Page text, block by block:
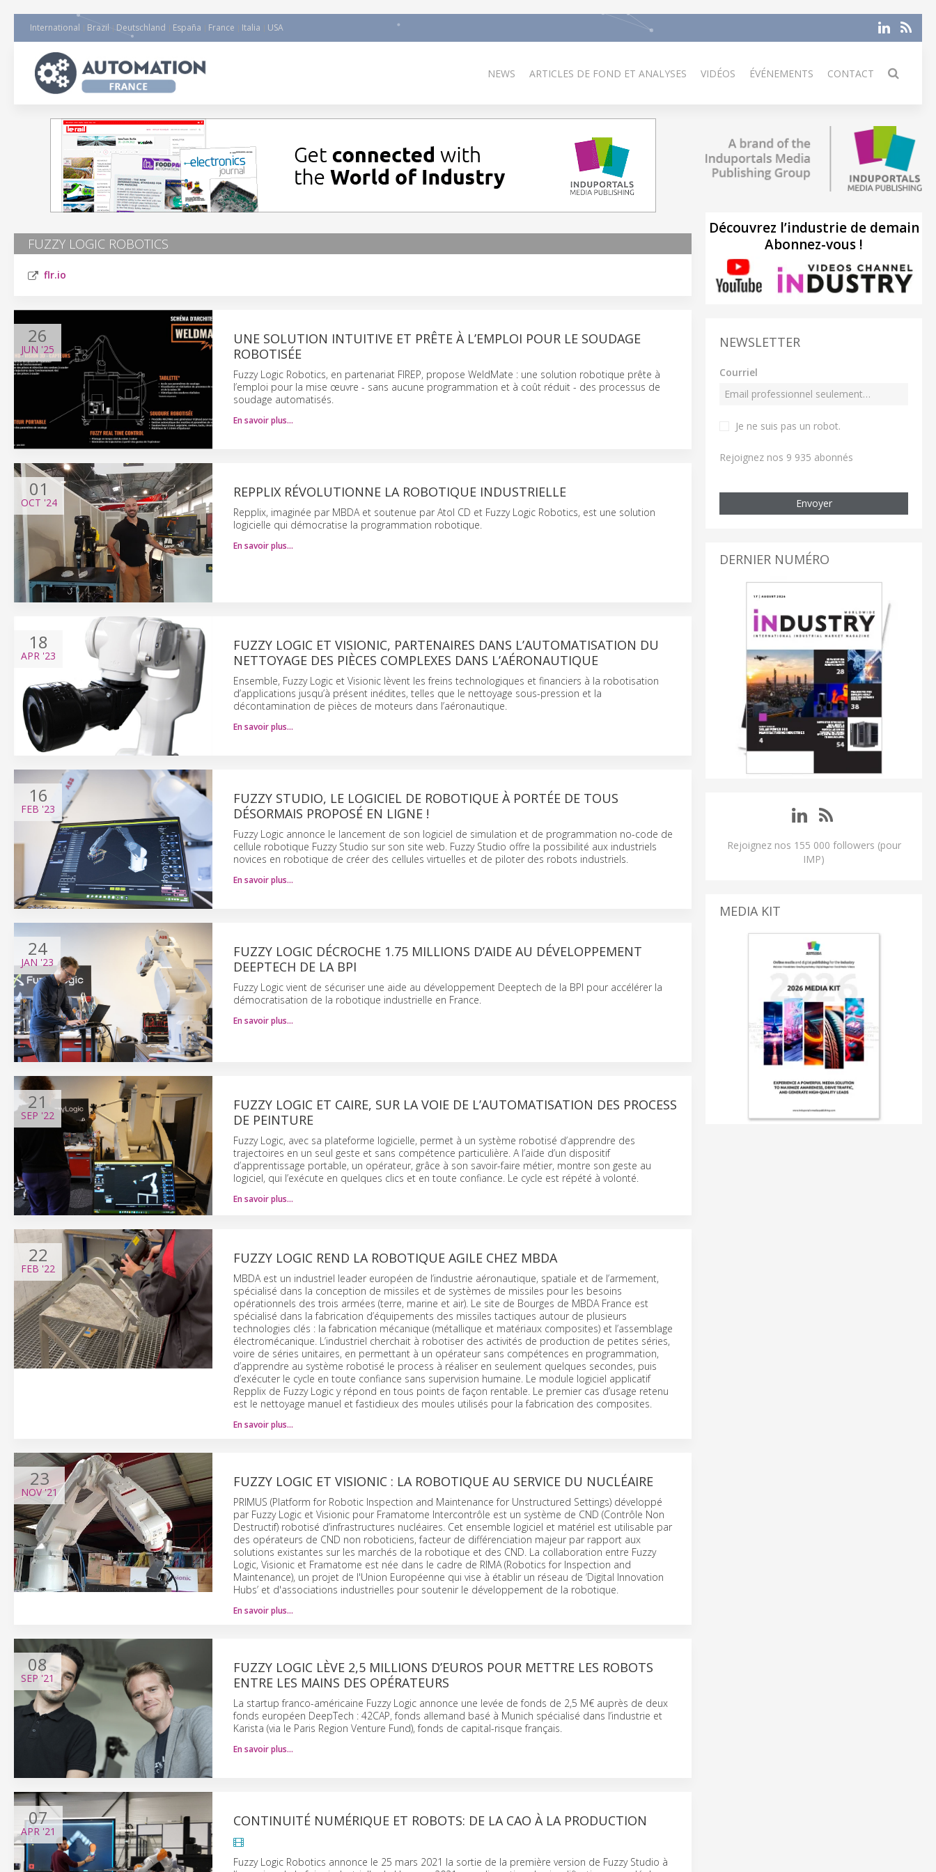
International Brazil Deutschland España France Italia USA
NEWS ARTICLES DE FOND ET ANALYSES VIDÉOS ÉVÉNEMENTS CONTACT
FUZZY LOGIC ROBOTICS
flr.io
26
JUN '25
UNE SOLUTION INTUITIVE ET PRÊTE À L’EMPLOI POUR LE SOUDAGE
ROBOTISÉE
Fuzzy Logic Robotics, en partenariat FIREP, propose WeldMate : une solution robotique prête à
l’emploi pour la mise œuvre - sans aucune programmation et à coût réduit - des processus de
soudage automatisés.
En savoir plus…
01
OCT '24
REPPLIX RÉVOLUTIONNE LA ROBOTIQUE INDUSTRIELLE
Repplix, imaginée par MBDA et soutenue par Atol CD et Fuzzy Logic Robotics, est une solution
logicielle qui démocratise la programmation robotique.
En savoir plus…
18
APR '23
FUZZY LOGIC ET VISIONIC, PARTENAIRES DANS L’AUTOMATISATION DU
NETTOYAGE DES PIÈCES COMPLEXES DANS L’AÉRONAUTIQUE
Ensemble, Fuzzy Logic et Visionic lèvent les freins technologiques et financiers à la robotisation
d’applications jusqu’à présent inédites, telles que le nettoyage sous-pression et la
décontamination de pièces de moteurs dans l’aéronautique.
En savoir plus…
16
FEB '23
FUZZY STUDIO, LE LOGICIEL DE ROBOTIQUE À PORTÉE DE TOUS
DÉSORMAIS PROPOSÉ EN LIGNE !
Fuzzy Logic annonce le lancement de son logiciel de simulation et de programmation no-code de
cellule robotique Fuzzy Studio sur son site web. Fuzzy Studio offre la possibilité aux industriels
novices en robotique de créer des cellules virtuelles et de piloter des robots industriels.
En savoir plus…
24
JAN '23
FUZZY LOGIC DÉCROCHE 1.75 MILLIONS D’AIDE AU DÉVELOPPEMENT
DEEPTECH DE LA BPI
Fuzzy Logic vient de sécuriser une aide au développement Deeptech de la BPI pour accélérer la
démocratisation de la robotique industrielle en France.
En savoir plus…
21
SEP '22
FUZZY LOGIC ET CAIRE, SUR LA VOIE DE L’AUTOMATISATION DES PROCESS
DE PEINTURE
Fuzzy Logic, avec sa plateforme logicielle, permet à un système robotisé d’apprendre des
trajectoires en un seul geste et sans compétence particulière. A l’aide d’un dispositif
d’apprentissage portable, un opérateur, grâce à son savoir-faire métier, montre son geste au
logiciel, qui l’exécute en quelques clics et en toute confiance. Le cycle est répété à volonté.
En savoir plus…
22
FEB '22
FUZZY LOGIC REND LA ROBOTIQUE AGILE CHEZ MBDA
MBDA est un industriel leader européen de l’industrie aéronautique, spatiale et de l’armement,
spécialisé dans la conception de missiles et de systèmes de missiles pour les besoins
opérationnels des trois armées (terre, marine et air). Le site de Bourges de MBDA France est
spécialisé dans la fabrication d’équipements des missiles tactiques autour de plusieurs
technologies clés : la fabrication mécanique (métallique et matériaux composites) et l’assemblage
électromécanique. L’industriel cherchait à robotiser des activités de production de petites séries,
voire de séries unitaires, en permettant à un opérateur sans compétences en programmation,
d’apprendre au système robotisé le process à réaliser en seulement quelques secondes, puis
d’exécuter le cycle en toute confiance sans supervision humaine. Le module logiciel applicatif
Repplix de Fuzzy Logic y répond en tous points de façon rentable. Le premier cas d’usage retenu
est le nettoyage manuel et fastidieux des moules utilisés pour la fabrication des composites.
En savoir plus…
23
NOV'21
FUZZY LOGIC ET VISIONIC : LA ROBOTIQUE AU SERVICE DU NUCLÉAIRE
PRIMUS (Platform for Robotic Inspection and Maintenance for Unstructured Settings) développé
par Fuzzy Logic et Visionic pour Framatome Intercontrôle est un système de CND (Contrôle Non
Destructif) robotisé d’infrastructures nucléaires. Cet ensemble logiciel et matériel est utilisable par
des opérateurs de CND non roboticiens, facteur de différenciation majeur par rapport aux
solutions existantes sur les marchés de la robotique et des CND. La collaboration entre Fuzzy
Logic, Visionic et Framatome est née dans le cadre de RIMA (Robotics for Inspection and
Maintenance), un projet de l'Union Européenne qui vise à établir un réseau de ‘Digital Innovation
Hubs’ et d'associations industrielles pour soutenir le développement de la robotique.
En savoir plus…
08
SEP'21
FUZZY LOGIC LÈVE 2,5 MILLIONS D’EUROS POUR METTRE LES ROBOTS
ENTRE LES MAINS DES OPÉRATEURS
La startup franco-américaine Fuzzy Logic annonce une levée de fonds de 2,5 M€ auprès de deux
fonds européen DeepTech : 42CAP, fonds allemand basé à Munich spécialisé dans l’industrie et
Karista (via le Paris Region Venture Fund), fonds de capital-risque français.
En savoir plus…
07
APR '21
CONTINUITÉ NUMÉRIQUE ET ROBOTS: DE LA CAO À LA PRODUCTION
Fuzzy Logic Robotics annonce le 25 mars 2021 la sortie de la première version de Fuzzy Studio à
Découvrez l’industrie de demain
Abonnez-vous !
NEWSLETTER
Courriel
Je ne suis pas un robot.
Rejoignez nos 9 935 abonnés
Envoyer
DERNIER NUMÉRO
Rejoignez nos 155 000 followers (pour
IMP)
MEDIA KIT